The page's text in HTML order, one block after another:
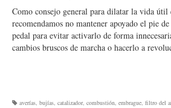
Como consejo general para dilatar la vida útil
recomendamos no mantener apoyado el pie
pedal para evitar activarlo de forma
cambios bruscos de marcha o hacerlo a
averías, bujías, catalizador, combustión, embrague, filtro del